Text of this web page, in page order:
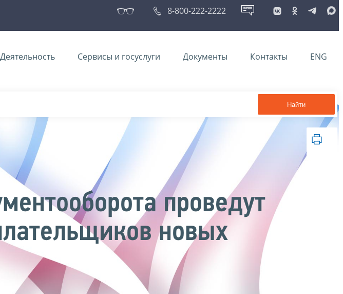
8-800-222-2222
Деятельность Сервисы и госуслуги Документы Контакты ENG
Найти
проведут
новых